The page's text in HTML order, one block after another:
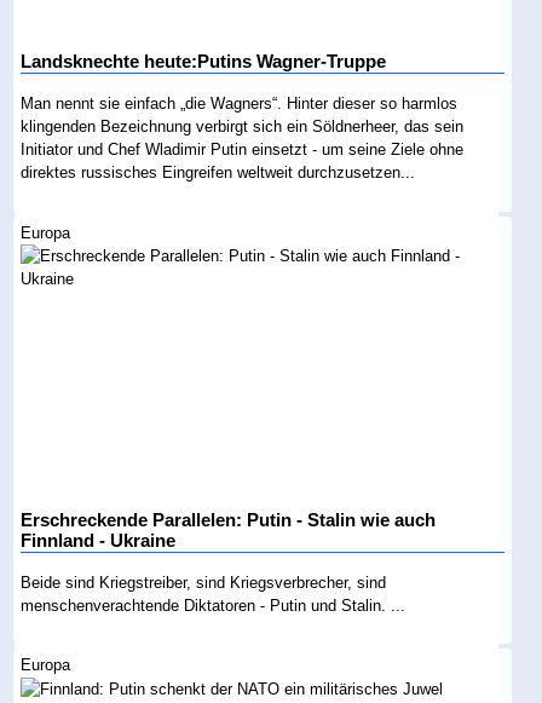
Landsknechte heute:Putins Wagner-Truppe
Man nennt sie einfach „die Wagners“. Hinter dieser so harmlos
klingenden Bezeichnung verbirgt sich ein Söldnerheer, das sein
Initiator und Chef Wladimir Putin einsetzt - um seine Ziele ohne
direktes russisches Eingreifen weltweit durchzusetzen...
Europa
Erschreckende Parallelen: Putin - Stalin wie auch
Finnland - Ukraine
Beide sind Kriegstreiber, sind Kriegsverbrecher, sind
menschenverachtende Diktatoren - Putin und Stalin. ...
Europa